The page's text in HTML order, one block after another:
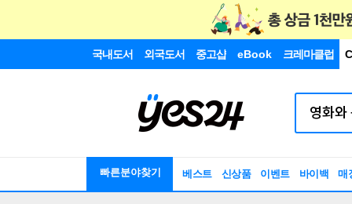
국내도서 외국도서 중고샵 eBook 크레마클럽
빠른분야찾기 베스트 신상품 이벤트 바이백 매